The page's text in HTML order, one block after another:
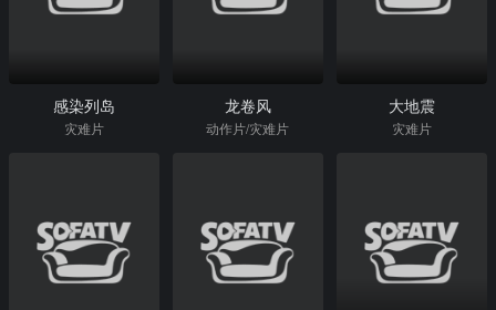
感染列岛
灾难片
龙卷风
动作片/灾难片
大地震
灾难片